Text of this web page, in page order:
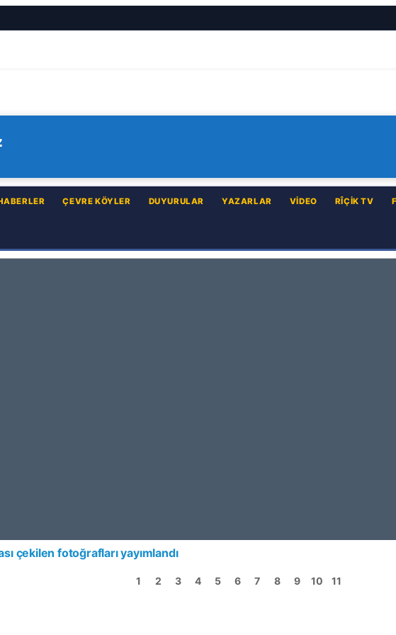
EDIN
ÇEVRE KÖYLER DUYURULAR YAZARLAR VIDEO RÎÇIK TV
çekilen fotoğrafları yayımlandı
1 2 3 4 5 6 7 8 9 10 11